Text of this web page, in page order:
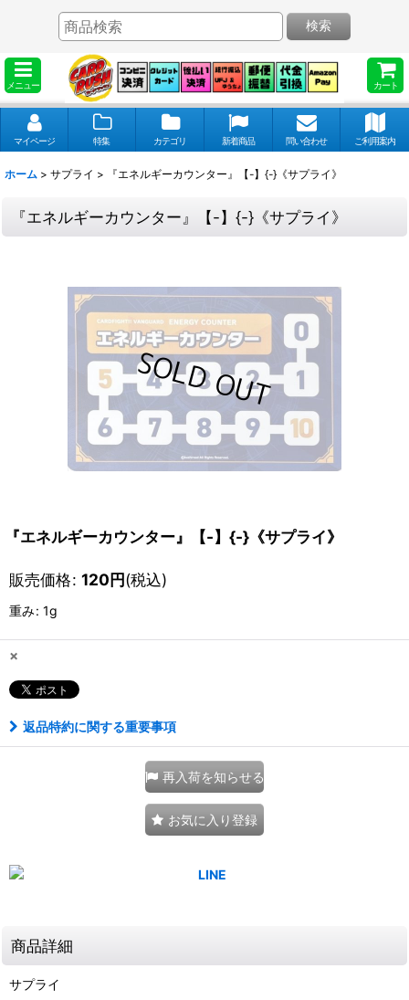
メニュー カート
検索
マイページ 特集 カテゴリ 新着商品 問い合わせ ご利用案内
ホーム > サプライ > 『エネルギーカウンター』【-】{-}《サプライ》
『エネルギーカウンター』【-】{-}《サプライ》
『エネルギーカウンター』【-】{-}《サプライ》
販売価格: 120円(税込)
重み: 1g
×
返品特約に関する重要事項
再入荷を知らせる
お気に入り登録
商品詳細
サプライ